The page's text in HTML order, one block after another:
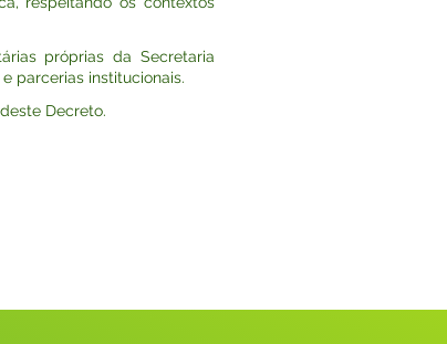
próprias da Secretaria
parcerias institucionais.
Decreto.